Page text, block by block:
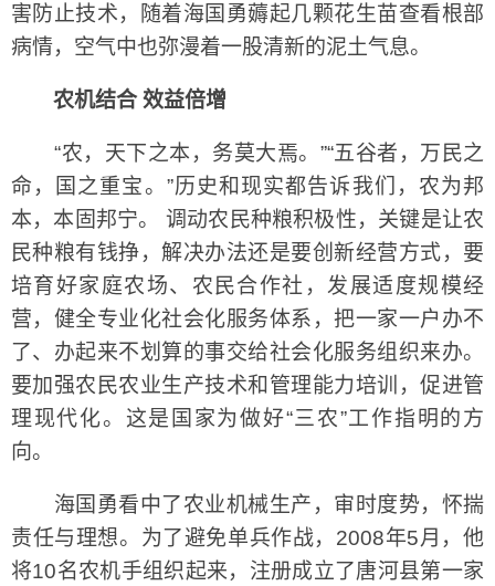
害防止技术，随着海国勇薅起几颗花生苗查看根部
病情，空气中也弥漫着一股清新的泥土气息。
农机结合 效益倍增
“农，天下之本，务莫大焉。”“五谷者，万民之
命，国之重宝。”历史和现实都告诉我们，农为邦
本，本固邦宁。 调动农民种粮积极性，关键是让农
民种粮有钱挣，解决办法还是要创新经营方式，要
培育好家庭农场、农民合作社，发展适度规模经
营，健全专业化社会化服务体系，把一家一户办不
了、办起来不划算的事交给社会化服务组织来办。
要加强农民农业生产技术和管理能力培训，促进管
理现代化。这是国家为做好“三农”工作指明的方
向。
海国勇看中了农业机械生产，审时度势，怀揣
责任与理想。为了避免单兵作战，2008年5月，他
将10名农机手组织起来，注册成立了唐河县第一家